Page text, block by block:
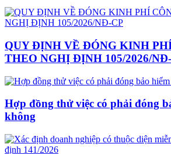
QUY ĐỊNH VỀ ĐÓNG KINH
THEO NGHỊ ĐỊNH 105/2026/
Hợp đồng thử việc có phải đóng
không